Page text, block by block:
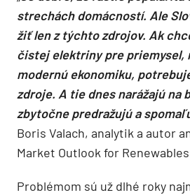
strechách domácností. Ale
žiť len z týchto zdrojov. Ak
čistej elektriny pre priemysel,
modernú ekonomiku,
zdroje. A tie dnes narážajú na
zbytočne predražujú a
Boris Valach, analytik a autor
Market Outlook for
Problémom sú už dlhé roky